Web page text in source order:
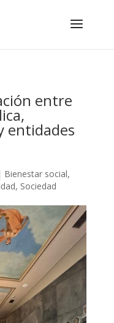
entre
entidades
Bienestar social,
, Sociedad